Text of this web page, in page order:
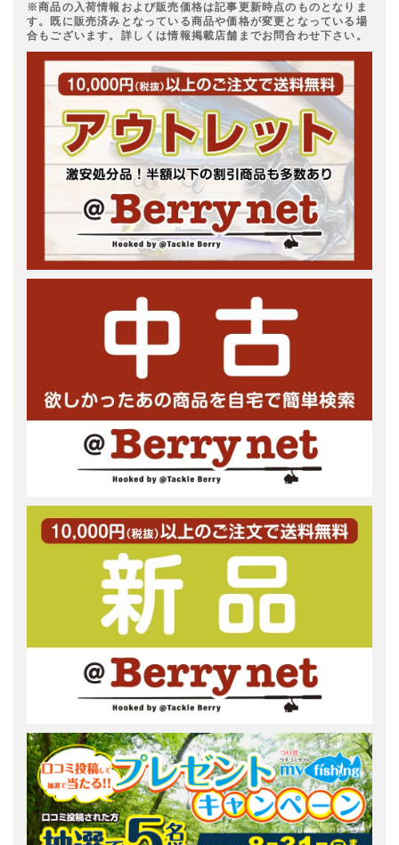
※商品の入荷情報および販売価格は記事更新時点のものとなりま
す。既に販売済みとなっている商品や価格が変更となっている場
合もございます。詳しくは情報掲載店舗までお問合わせ下さい。